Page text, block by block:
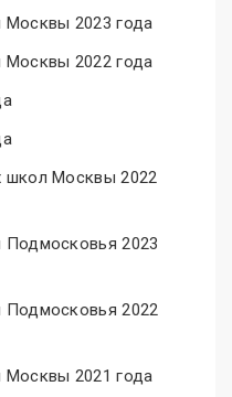
Москвы 2023 года
Москвы 2022 года
школ Москвы 2022
Подмосковья 2023
Подмосковья 2022
Москвы 2021 года